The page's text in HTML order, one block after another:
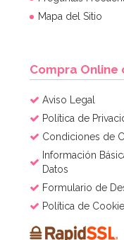
Mapa del Sitio
Compra Online
Aviso Legal
Política de
Condiciones de
Información
Datos
Formulario de
Política de